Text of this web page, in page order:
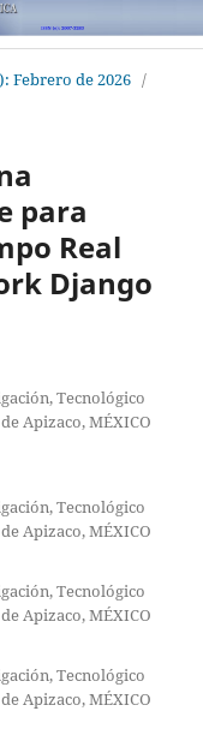
Febrero de 2026 /
para
Real
Django
Tecnológico
Apizaco, MÉXICO
Tecnológico
Apizaco, MÉXICO
Tecnológico
Apizaco, MÉXICO
Tecnológico
Apizaco, MÉXICO